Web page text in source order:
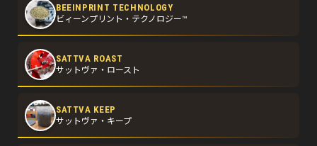
BEEINPRINT TECHNOLOGY
ビィーンプリント・テクノロジー™
SATTVA ROAST
サットヴァ・ロースト
SATTVA KEEP
サットヴァ・キープ